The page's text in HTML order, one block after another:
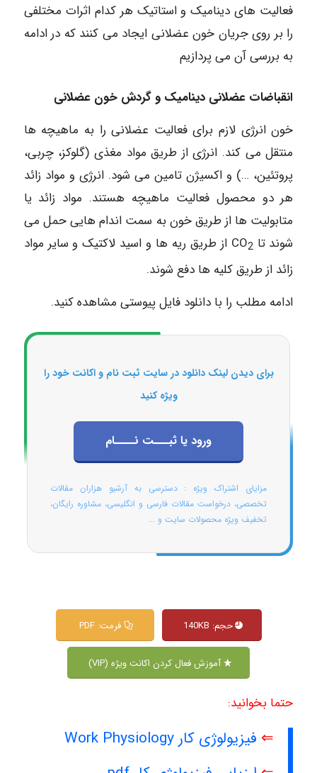
فعالیت های دینامیک و استاتیک هر کدام اثرات مختلفی
را بر روی جریان خون عضلانی ایجاد می کنند که در ادامه
به بررسی آن می پردازیم
انقباضات عضلانی دینامیک و گردش خون عضلانی
خون انرژی لازم برای فعالیت عضلانی را به ماهیچه ها
منتقل می کند. انرژی از طریق مواد مغذی (گلوکز، چربی،
پروتئین، …) و اکسیژن تامین می شود. انرژی و مواد زائد
هر دو محصول فعالیت ماهیچه هستند. مواد زائد یا
متابولیت ها از طریق خون به سمت اندام هایی حمل می
شوند تا CO 2
از طریق ریه ها و اسید لاکتیک و سایر مواد
زائد از طریق کلیه ها دفع شوند.
ادامه مطلب را با دانلود فایل پیوستی مشاهده کنید.
برای دیدن لینک دانلود در سایت ثبت نام و اکانت خود را
ویژه کنید
ورود یا ثبـــت نــــام
مزایای اشتراک ویژه : دسترسی به آرشیو هزاران مقالات
تخصصی، درخواست مقالات فارسی و انگلیسی، مشاوره رایگان،
تخفیف ویژه محصولات سایت و ...
حجم: 140KB فرمت: PDF
آموزش فعال کردن اکانت ویژه (VIP)
حتما بخوانید:
⇐ فیزیولوژی کار Work Physiology